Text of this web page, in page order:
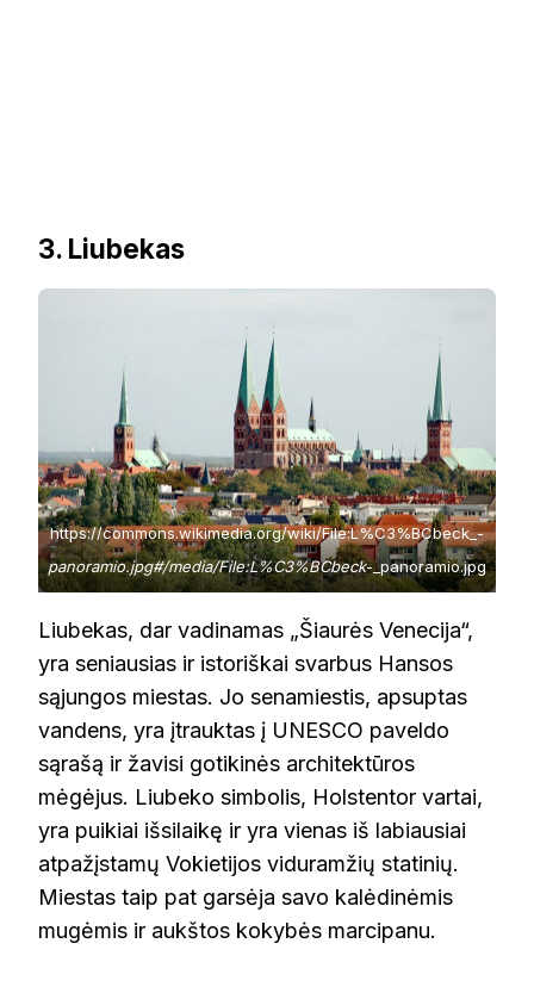
3. Liubekas
https://commons.wikimedia.org/wiki/File:L%C3%BCbeck_-
panoramio.jpg#/media/File:L%C3%BCbeck-_panoramio.jpg
Liubekas, dar vadinamas „Šiaurės Venecija“,
yra seniausias ir istoriškai svarbus Hansos
sąjungos miestas. Jo senamiestis, apsuptas
vandens, yra įtrauktas į UNESCO paveldo
sąrašą ir žavisi gotikinės architektūros
mėgėjus. Liubeko simbolis, Holstentor vartai,
yra puikiai išsilaikę ir yra vienas iš labiausiai
atpažįstamų Vokietijos viduramžių statinių.
Miestas taip pat garsėja savo kalėdinėmis
mugėmis ir aukštos kokybės marcipanu.